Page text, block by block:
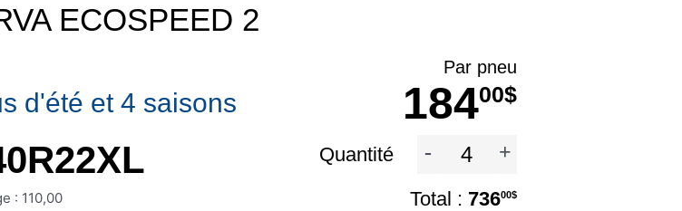
ECOSPEED 2
d'été et 4 saisons
Par pneu
18400$
: 110,00
Quantité - +
73600$